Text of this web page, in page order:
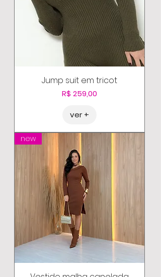
Jump suit em tricot
Preço
R$ 259,00
ver +
new